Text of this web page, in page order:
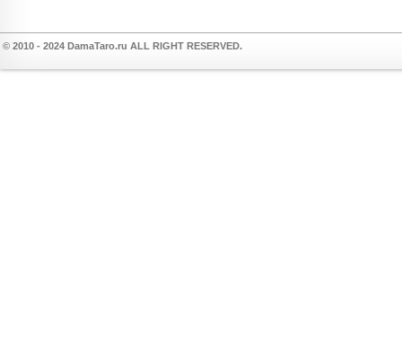
© 2010 - 2024 DamaTaro.ru ALL RIGHT RESERVED.